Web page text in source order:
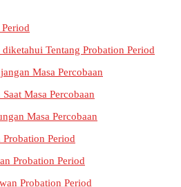
Tentang Probation Period
Masa Percobaan
Saat Masa Percobaan
Masa Percobaan
Period
Probation Period
Probation Period